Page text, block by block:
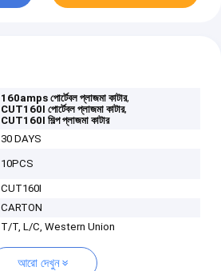
160amps পোর্টেবল প্লাজমা কাটার,
CUT160I পোর্টেবল প্লাজমা কাটার,
CUT160I শিল্প প্লাজমা কাটার
30 DAYS
10PCS
CUT160I
CARTON
T/T, L/C, Western Union
আরো দেখুন